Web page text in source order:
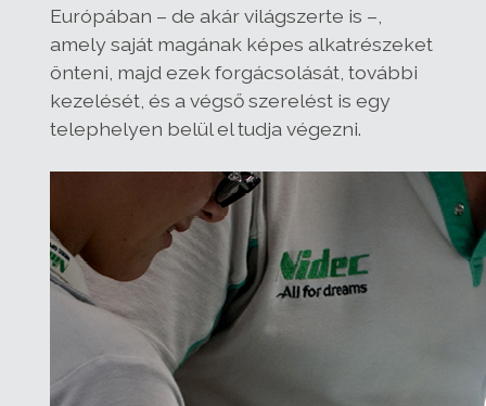
Európában – de akár világszerte is –,
amely saját magának képes alkatrészeket
önteni, majd ezek forgácsolását, további
kezelését, és a végső szerelést is egy
telephelyen belül el tudja végezni.